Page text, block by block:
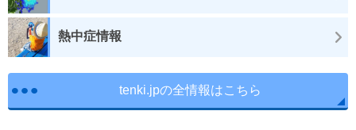
熱中症情報
tenki.jpの全情報はこちら